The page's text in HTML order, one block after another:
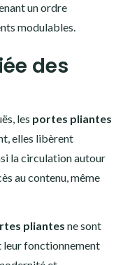
un ordre
modulables.
des
les portes pliantes
elles libèrent
la circulation autour
au contenu, même
pliantes ne sont
leur fonctionnement